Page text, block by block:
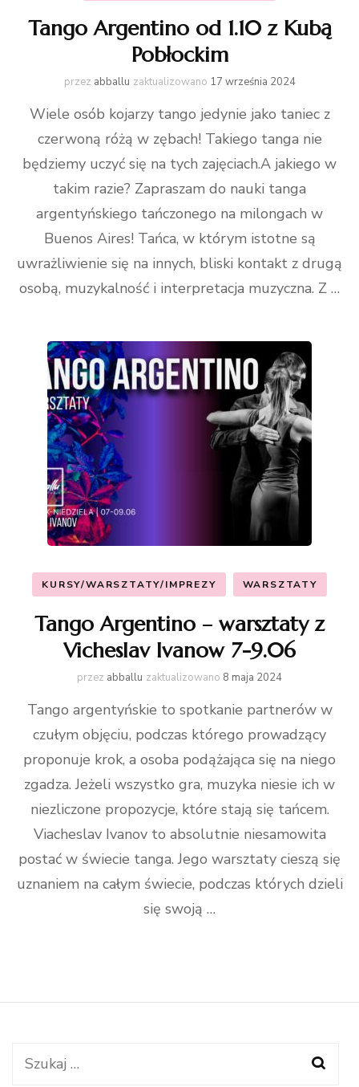
Tango Argentino od 1.10 z Kubą
Pobłockim
przez abballu zaktualizowano 17 września 2024
Wiele osób kojarzy tango jedynie jako taniec z
czerwoną różą w zębach! Takiego tanga nie
będziemy uczyć się na tych zajęciach.A jakiego w
takim razie? Zapraszam do nauki tanga
argentyńskiego tańczonego na milongach w
Buenos Aires! Tańca, w którym istotne są
uwrażliwienie się na innych, bliski kontakt z drugą
osobą, muzykalność i interpretacja muzyczna. Z …
KURSY/WARSZTATY/IMPREZY WARSZTATY
Tango Argentino – warsztaty z
Vicheslav Ivanow 7-9.06
przez abballu zaktualizowano 8 maja 2024
Tango argentyńskie to spotkanie partnerów w
czułym objęciu, podczas którego prowadzący
proponuje krok, a osoba podążająca się na niego
zgadza. Jeżeli wszystko gra, muzyka niesie ich w
niezliczone propozycje, które stają się tańcem.
Viacheslav Ivanov to absolutnie niesamowita
postać w świecie tanga. Jego warsztaty cieszą się
uznaniem na całym świecie, podczas których dzieli
się swoją …
Szukaj: